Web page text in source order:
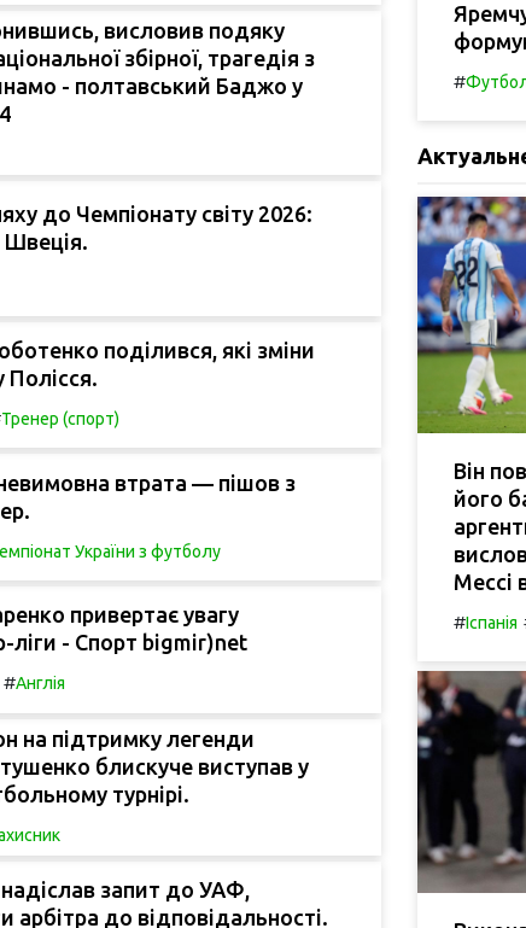
висловив подяку
збірної, трагедія з
- полтавський Баджо у
до Чемпіонату світу 2026:
Швеція.
поділився, які зміни
Полісся.
Тренер (спорт)
невимовна втрата — пішов з
України з футболу
привертає увагу
ліги - Спорт bigmir)net
#Англія
на підтримку легенди
блискуче виступав у
турнірі.
запит до УАФ,
арбітра до відповідальності.
#
Він
його
Мессі
#Іспанія